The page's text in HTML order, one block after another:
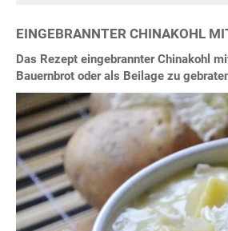
EINGEBRANNTER CHINAKOHL
Das Rezept eingebrannter Chinakohl
Bauernbrot oder als Beilage zu